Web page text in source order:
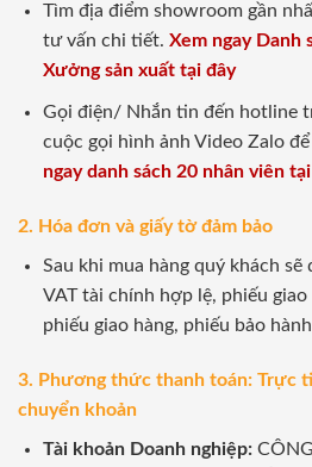
Tìm địa điểm showroom gần
tư vấn chi tiết. Xem ngay Danh
Xưởng sản xuất tại đây
Gọi điện/ Nhắn tin đến hotline
cuộc gọi hình ảnh Video Zalo
ngay danh sách 20 nhân viên
2. Hóa đơn và giấy tờ đảm bảo
Sau khi mua hàng quý khách
VAT tài chính hợp lệ, phiếu
phiếu giao hàng, phiếu bảo
3. Phương thức thanh toán: Trực
chuyển khoản
Tài khoản Doanh nghiệp: